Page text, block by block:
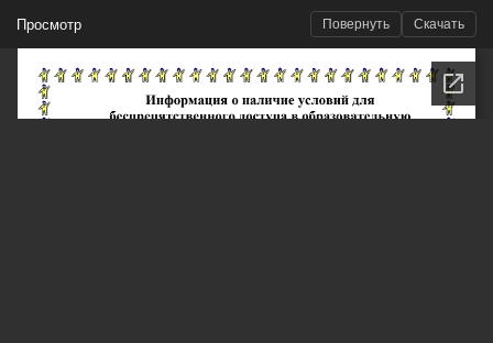
Просмотр Повернуть Скачать